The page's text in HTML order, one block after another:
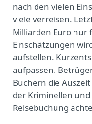
nach den vielen
viele verreisen.
Milliarden Euro nur
Einschätzungen
aufstellen.
aufpassen.
Buchern die
der Kriminellen
Reisebuchung